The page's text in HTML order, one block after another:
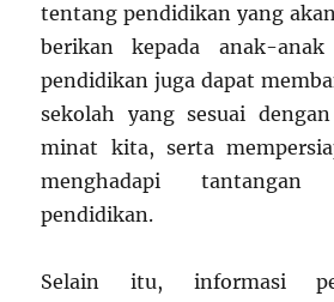
tentang pendidikan yang
berikan kepada anak-
pendidikan juga dapat
sekolah yang sesuai
minat kita, serta
menghadapi
pendidikan.
Selain itu, informasi